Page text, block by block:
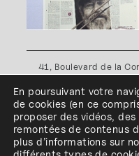
41, Boulevard de la
Plan d'accès•
cookies•
l'ESA Saint-
En poursuivant votre
de cookies (en ce
proposer des vidéos,
remontées de contenus
plus d’informations sur